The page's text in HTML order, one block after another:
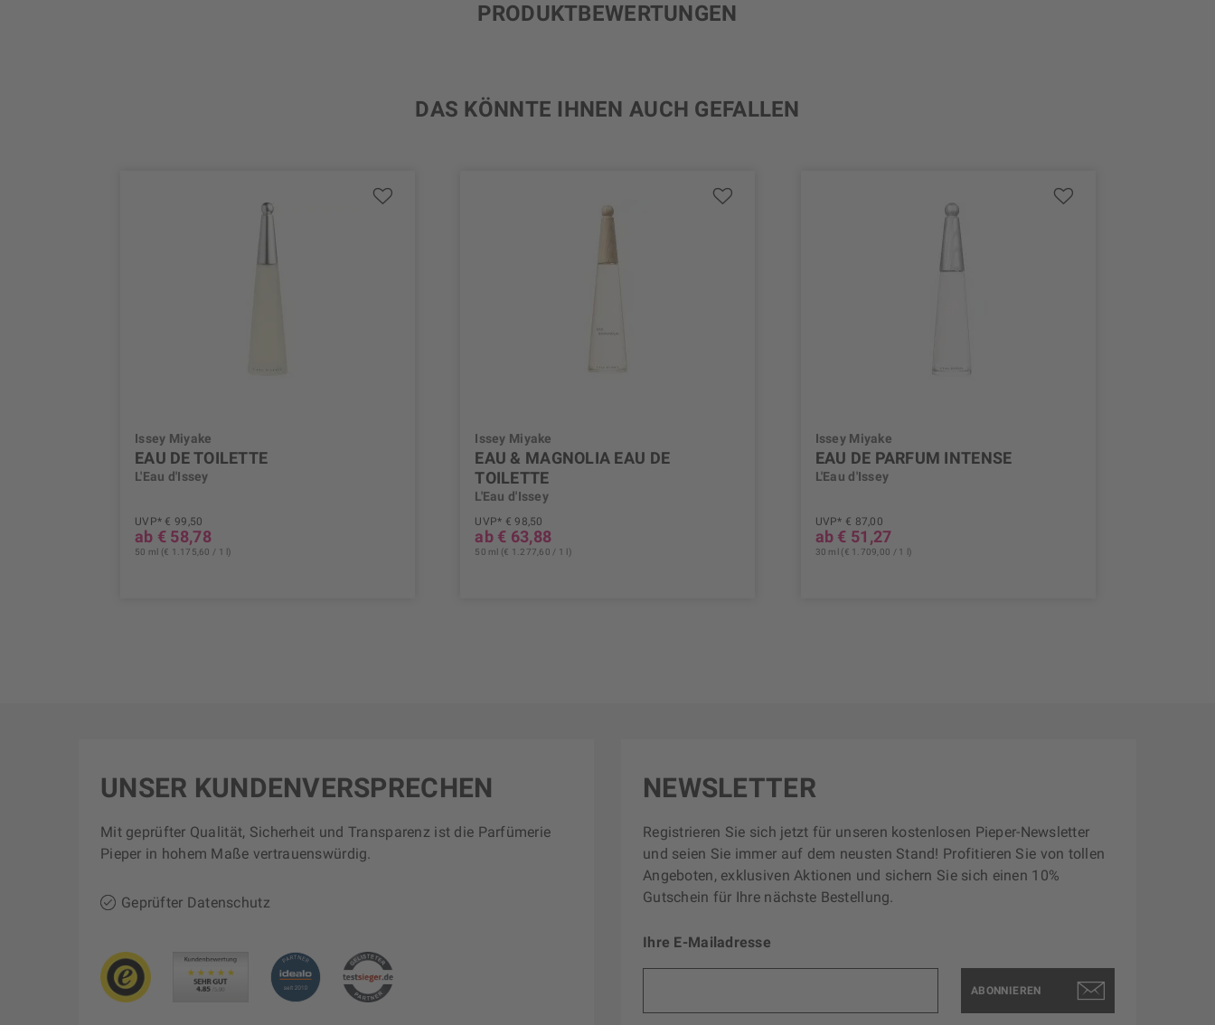
PRODUKTBEWERTUNGEN
DAS KÖNNTE IHNEN AUCH GEFALLEN
Issey Miyake
EAU DE TOILETTE
L'Eau d'Issey
UVP* € 99,50
ab € 58,78
50 ml (€ 1.175,60 / 1 l)
Issey Miyake
EAU & MAGNOLIA EAU DE
TOILETTE
L'Eau d'Issey
UVP* € 98,50
ab € 63,88
50 ml (€ 1.277,60 / 1 l)
Issey Miyake
EAU DE PARFUM INTENSE
L'Eau d'Issey
UVP* € 87,00
ab € 51,27
30 ml (€ 1.709,00 / 1 l)
NEWSLETTER
Registrieren Sie sich jetzt für unseren kostenlosen Pieper-Newsletter
und seien Sie immer auf dem neusten Stand! Profitieren Sie von tollen
Angeboten, exklusiven Aktionen und sichern Sie sich einen 10%
Gutschein für Ihre nächste Bestellung.
Ihre E-Mailadresse
ABONNIEREN
UNSER KUNDENVERSPRECHEN
Mit geprüfter Qualität, Sicherheit und Transparenz ist die Parfümerie
Pieper in hohem Maße vertrauenswürdig.
Geprüfter Datenschutz